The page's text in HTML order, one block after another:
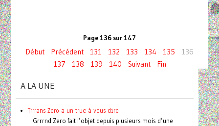
Page 136 sur 147
Début Précédent 131 132 133 134 135
136
137
138 139 140 Suivant Fin
A LA UNE
Trrrans Zero a un truc à vous dire
Grrrnd Zero fait l’objet depuis plusieurs mois d’une